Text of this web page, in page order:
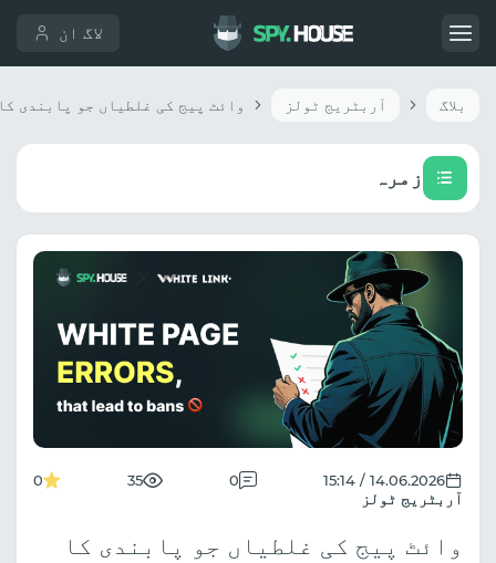
لاگ ان
بلاگ آربٹریج ٹولز
زمرہ
آربٹریج ٹولز
14.06.2026 / 15:14
0
35
0
وائٹ پیج کی غلطیاں جو پابندی کا